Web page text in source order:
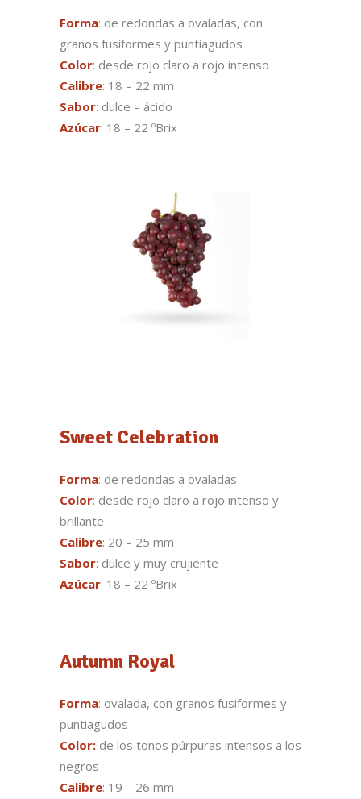
Forma: de redondas a ovaladas, con
granos fusiformes y puntiagudos
Color: desde rojo claro a rojo intenso
Calibre: 18 – 22 mm
Sabor: dulce – ácido
Azúcar: 18 – 22 ºBrix
Sweet Celebration
Forma: de redondas a ovaladas
Color: desde rojo claro a rojo intenso y
brillante
Calibre: 20 – 25 mm
Sabor: dulce y muy crujiente
Azúcar: 18 – 22 ºBrix
Autumn Royal
Forma: ovalada, con granos fusiformes y
puntiagudos
Color: de los tonos púrpuras intensos a los
negros
Calibre: 19 – 26 mm